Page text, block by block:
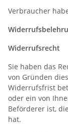
Verbraucher
Widerrufsrecht
Sie haben das
von Gründen
Widerrufsfrist
oder ein von
Beförderer ist,
hat.